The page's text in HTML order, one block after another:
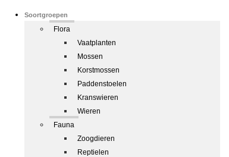
Soortgroepen
Flora
Vaatplanten
Mossen
Korstmossen
Paddenstoelen
Kranswieren
Wieren
Fauna
Zoogdieren
Reptielen